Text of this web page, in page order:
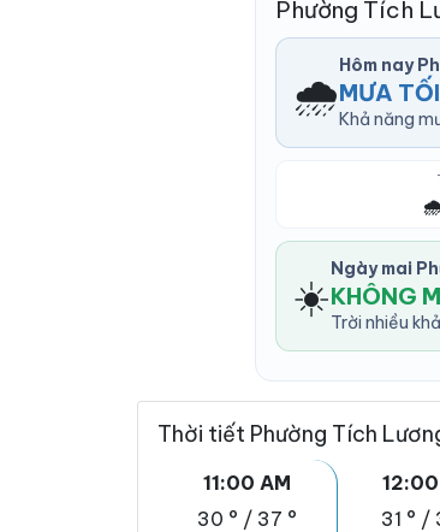
Phường Tích
🌧️
Hôm nay
MƯA TỐI
Khả năng
🌧️
☀️
Ngày mai
KHÔNG
Trời nhiều
Thời tiết Phường Tích
11:00 AM
30 ° / 37 °
12:00
31 ° /